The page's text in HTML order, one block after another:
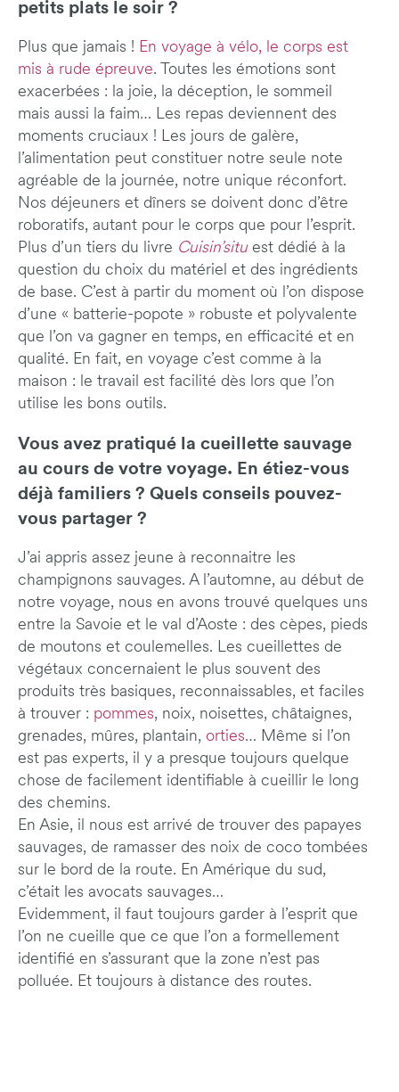
petits plats le soir ?
Plus que jamais ! En voyage à vélo, le corps est
mis à rude épreuve. Toutes les émotions sont
exacerbées : la joie, la déception, le sommeil
mais aussi la faim… Les repas deviennent des
moments cruciaux ! Les jours de galère,
l’alimentation peut constituer notre seule note
agréable de la journée, notre unique réconfort.
Nos déjeuners et dîners se doivent donc d’être
roboratifs, autant pour le corps que pour l’esprit.
Plus d’un tiers du livre Cuisin’situest dédié à la
question du choix du matériel et des ingrédients
de base. C’est à partir du moment où l’on dispose
d’une « batterie-popote » robuste et polyvalente
que l’on va gagner en temps, en efficacité et en
qualité. En fait, en voyage c’est comme à la
maison : le travail est facilité dès lors que l’on
utilise les bons outils.
Vous avez pratiqué la cueillette sauvage
au cours de votre voyage. En étiez-vous
déjà familiers ? Quels conseils pouvez-
vous partager ?
J’ai appris assez jeune à reconnaitre les
champignons sauvages. A l’automne, au début de
notre voyage, nous en avons trouvé quelques uns
entre la Savoie et le val d’Aoste : des cèpes, pieds
de moutons et coulemelles. Les cueillettes de
végétaux concernaient le plus souvent des
produits très basiques, reconnaissables, et faciles
à trouver : pommes, noix, noisettes, châtaignes,
grenades, mûres, plantain, orties… Même si l’on
est pas experts, il y a presque toujours quelque
chose de facilement identifiable à cueillir le long
des chemins.
En Asie, il nous est arrivé de trouver des papayes
sauvages, de ramasser des noix de coco tombées
sur le bord de la route. En Amérique du sud,
c’était les avocats sauvages…
Evidemment, il faut toujours garder à l’esprit que
l’on ne cueille que ce que l’on a formellement
identifié en s’assurant que la zone n’est pas
polluée. Et toujours à distance des routes.